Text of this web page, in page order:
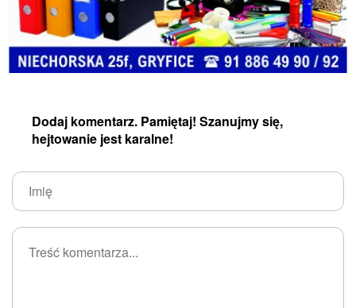
Dodaj komentarz. Pamiętaj! Szanujmy się,
hejtowanie jest karalne!